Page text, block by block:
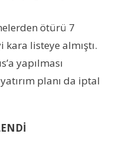
ötürü 7
kara listeye almıştı.
yapılması
planı da iptal